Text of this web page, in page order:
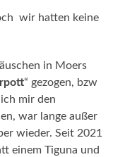
wir hatten keine
in Moers
“ gezogen, bzw
mir den
war lange außer
wieder. Seit 2021
einem Tiguna und